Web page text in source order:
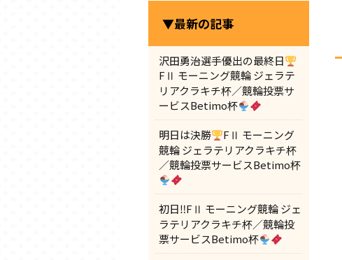
▼最新の記事
沢田勇治選手優出の最終日
FⅡ モーニング競輪 ジェラテ
リアクラキチ杯／競輪投票サ
ービスBetimo杯
明日は決勝
FⅡ モーニング
競輪 ジェラテリアクラキチ杯
／競輪投票サービスBetimo杯
初日‼FⅡ モーニング競輪 ジェ
ラテリアクラキチ杯／競輪投
票サービスBetimo杯